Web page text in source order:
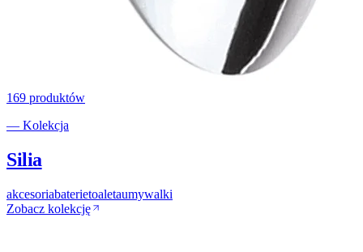
169 produktów
— Kolekcja
Silia
akcesoriabaterietoaletaumywalki
Zobacz kolekcję